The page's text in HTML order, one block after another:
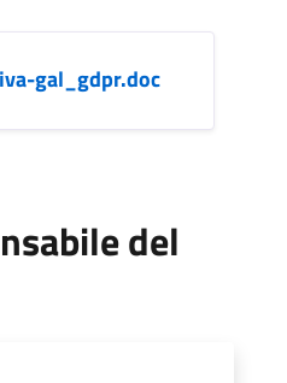
gal_gdpr.doc
del